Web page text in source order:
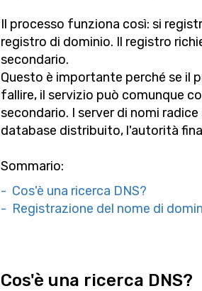
Il processo funziona così: si
registro di dominio. Il registro
secondario.
Questo è importante perché se il
fallire, il servizio può comunque
secondario. I server di nomi
database distribuito, l'autorità
Sommario:
- Cos'è una ricerca DNS?
- Registrazione del nome di
Cos'è una ricerca DNS?